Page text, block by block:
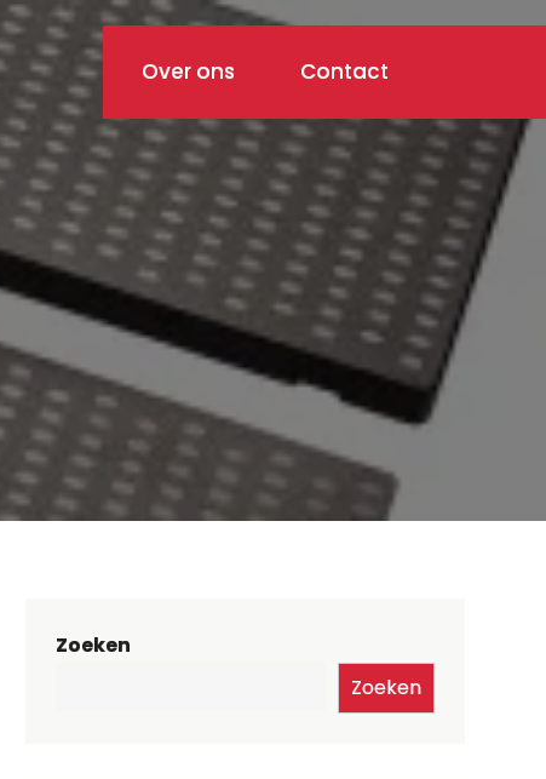
Over ons Contact
Zoeken
Zoeken